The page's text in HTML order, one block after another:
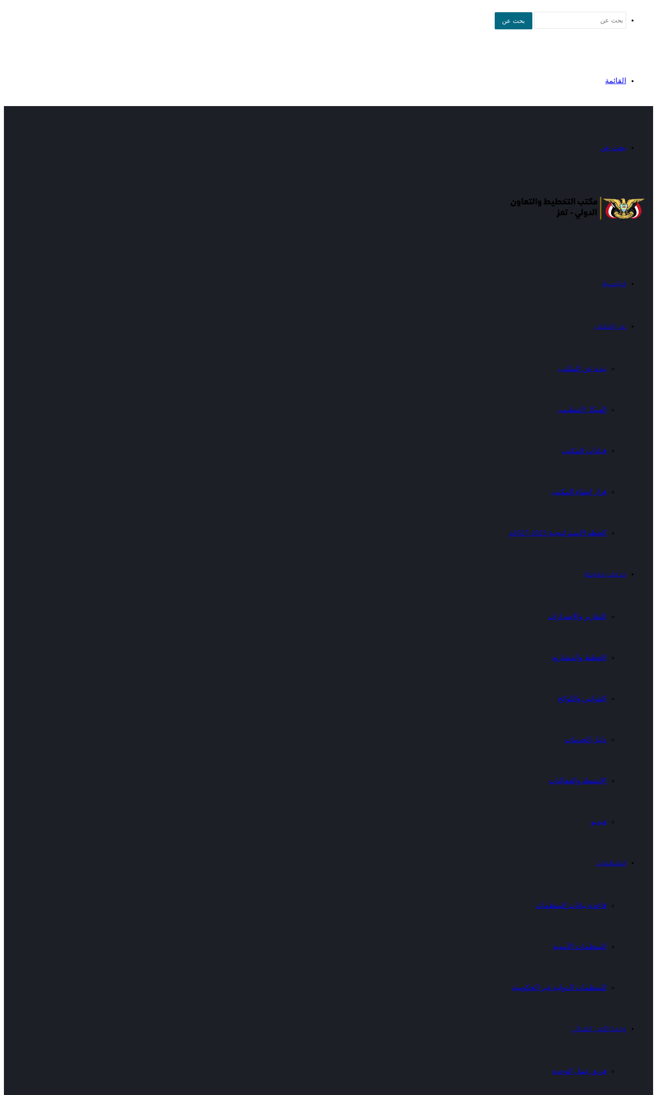
بحث عن
القائمة
بحث عن
الرئيسية
عن المكتب
نبذة عن المكتب
الهيكل التنظيمى
قيادات المكتب
قرار إنشاء المكتب
الخطة الاستراتيجية 2023-2027م
خدمات متنوعة
التقارير والإصدارات
الخطط والمشاريع
القوانين واللوائح
دليل الخدمات
الانشطة والفعاليات
فيديو
المنظمات
قاعدة بيانات المنظمات
المنظمات الأممية
المنظمات الدولية غير الحكومية
وحدة الأمن الغذائي
فريق عمل الوحدة